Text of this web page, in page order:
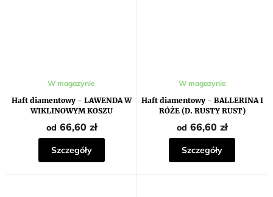
Haft diamentowy - LAWENDA W
WIKLINOWYM KOSZU
W magazynie
od 66,60 zł
Szczegóły
Haft diamentowy - BALLERINA I
RÓŻE (D. RUSTY RUST)
W magazynie
od 66,60 zł
Szczegóły